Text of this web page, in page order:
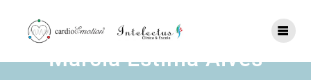
Márcia Estima Alves